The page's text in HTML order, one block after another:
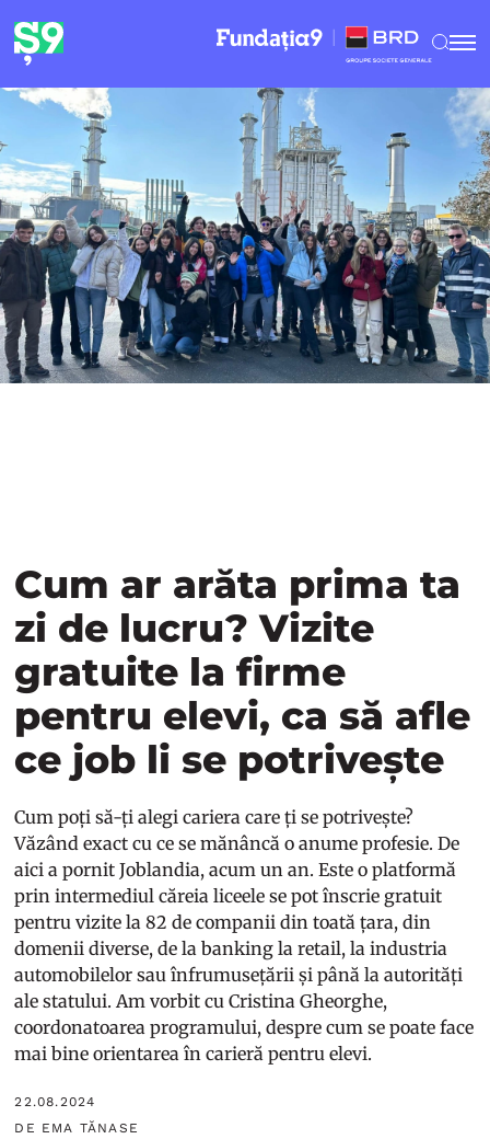
Cum ar arăta prima ta
zi de lucru? Vizite
gratuite la firme
pentru elevi, ca să afle
ce job li se potrivește
Cum poți să-ți alegi cariera care ți se potrivește?
Văzând exact cu ce se mănâncă o anume profesie. De
aici a pornit Joblandia, acum un an. Este o platformă
prin intermediul căreia liceele se pot înscrie gratuit
pentru vizite la 82 de companii din toată țara, din
domenii diverse, de la banking la retail, la industria
automobilelor sau înfrumusețării și până la autorități
ale statului. Am vorbit cu Cristina Gheorghe,
coordonatoarea programului, despre cum se poate face
mai bine orientarea în carieră pentru elevi.
22.08.2024
DE EMA TĂNASE